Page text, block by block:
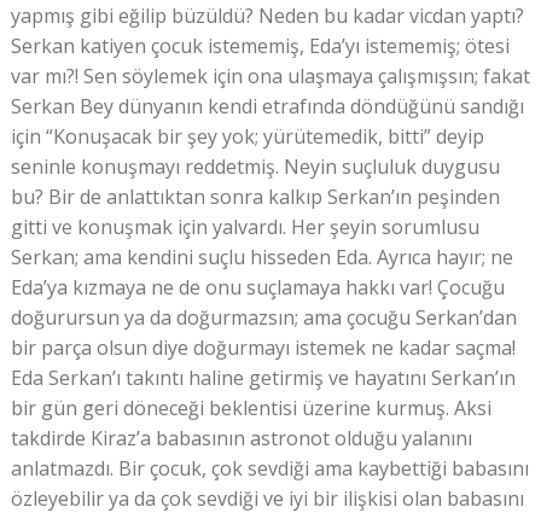
yapmış gibi eğilip büzüldü? Neden bu kadar vicdan yaptı?
Serkan katiyen çocuk istememiş, Eda’yı istememiş; ötesi
var mı?! Sen söylemek için ona ulaşmaya çalışmışsın; fakat
Serkan Bey dünyanın kendi etrafında döndüğünü sandığı
için “Konuşacak bir şey yok; yürütemedik, bitti” deyip
seninle konuşmayı reddetmiş. Neyin suçluluk duygusu
bu? Bir de anlattıktan sonra kalkıp Serkan’ın peşinden
gitti ve konuşmak için yalvardı. Her şeyin sorumlusu
Serkan; ama kendini suçlu hisseden Eda. Ayrıca hayır; ne
Eda’ya kızmaya ne de onu suçlamaya hakkı var! Çocuğu
doğurursun ya da doğurmazsın; ama çocuğu Serkan’dan
bir parça olsun diye doğurmayı istemek ne kadar saçma!
Eda Serkan’ı takıntı haline getirmiş ve hayatını Serkan’ın
bir gün geri döneceği beklentisi üzerine kurmuş. Aksi
takdirde Kiraz’a babasının astronot olduğu yalanını
anlatmazdı. Bir çocuk, çok sevdiği ama kaybettiği babasını
özleyebilir ya da çok sevdiği ve iyi bir ilişkisi olan babasını